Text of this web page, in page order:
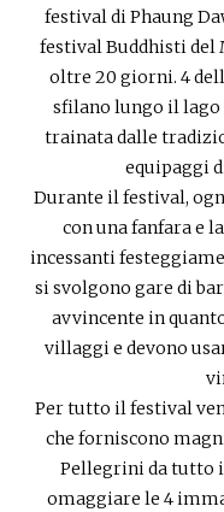
festival di Phaung
festival Buddhisti del
oltre 20 giorni. 4
sfilano lungo il lago
trainata dalle
equipaggi
Durante il festival,
con una fanfara e
incessanti
si svolgono gare di
avvincente in
villaggi e devono
Per tutto il festival
che forniscono
Pellegrini da tutto
omaggiare le 4